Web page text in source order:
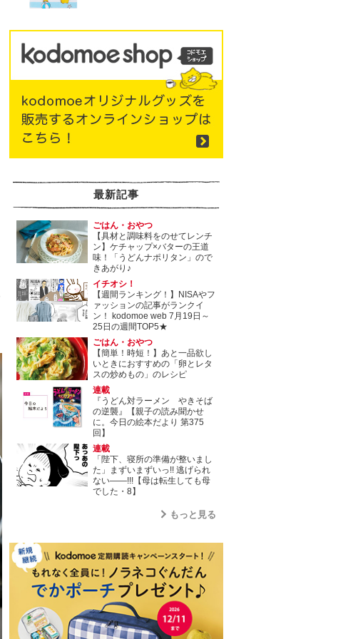
最新記事
ごはん・おやつ
【具材と調味料をのせてレンチ
ン】ケチャップ×バターの王道
味！「うどんナポリタン」ので
きあがり♪
イチオシ！
【週間ランキング！】NISAやフ
ァッションの記事がランクイ
ン！ kodomoe web 7月19日～
25日の週間TOP5★
ごはん・おやつ
【簡単！時短！】あと一品欲し
いときにおすすめの「卵とレタ
スの炒めもの」のレシピ
連載
『うどん対ラーメン やきそば
の逆襲』【親子の読み聞かせ
に。今日の絵本だより 第375
回】
連載
「陛下、寝所の準備が整いまし
た」まずいまずいっ!! 逃げられ
ない――!!!【母は転生しても母
でした・8】
もっと見る